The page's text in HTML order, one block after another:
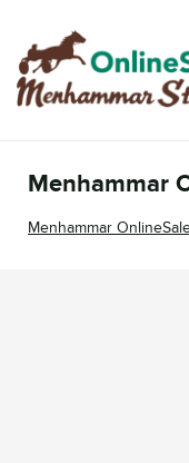
Hoppa
till
navigering
Hoppa
till
innehåll
Menhammar
Menhammar